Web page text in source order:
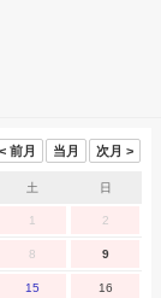
土 日
1 2
8 9
15 16